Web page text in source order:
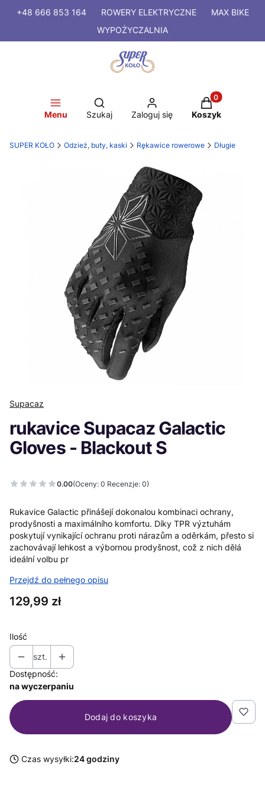
+48 666 853 164 ROWERYELEKTRYCZNE
MAX BIKE
WYPOŻYCZALNIA
Menu
Otwórz wyszukiwarkę
Szukaj Zaloguj się
Produkty w
Koszyk
SUPER KOŁO Odzież, buty, kaski Rękawice rowerowe Długie
Supacaz
rukavice Supacaz Galactic
Gloves - Blackout S
0.00(Oceny: 0 Recenzje: 0)
Rukavice Galactic přinášejí dokonalou kombinaci ochrany,
prodyšnosti a maximálního komfortu. Díky TPR výztuhám
poskytují vynikající ochranu proti nárazům a oděrkám, přesto si
zachovávají lehkost a výbornou prodyšnost, což z nich dělá
ideální volbu pr
Przejdź do pełnego opisu
Cena
129,99 zł
Ilość
szt.
Dostępność:
na wyczerpaniu
Dodaj do koszyka
Czas wysyłki:24 godziny